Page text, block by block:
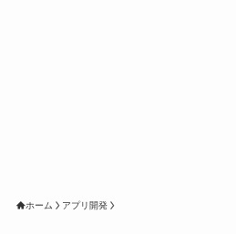
ホーム アプリ開発